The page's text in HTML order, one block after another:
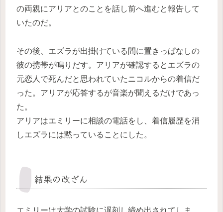
の両親にアリアとのことを話し前へ進むと報告して
いたのだ。
その後、エズラが出掛けている間に置きっぱなしの
彼の携帯が鳴りだす。アリアが確認するとエズラの
元恋人で死んだと思われていたニコルからの着信だ
った。アリアが応答するが音楽が聞えるだけであっ
た。
アリアはエミリーに相談の電話をし、着信履歴を消
しエズラには黙っていることにした。
結果の改ざん